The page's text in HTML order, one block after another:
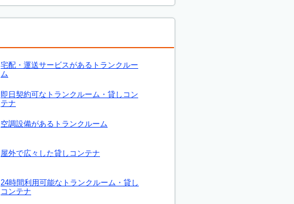
宅配・運送サービスがあるトランクルー
ム
即日契約可なトランクルーム・貸しコン
テナ
空調設備があるトランクルーム
屋外で広々した貸しコンテナ
24時間利用可能なトランクルーム・貸し
コンテナ